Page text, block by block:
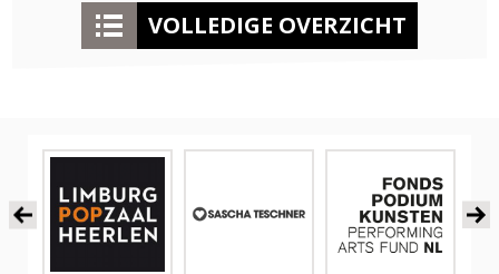
VOLLEDIGE OVERZICHT